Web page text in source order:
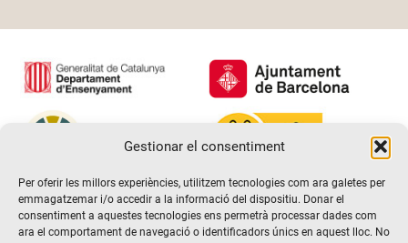
Gestionar el consentiment
Per oferir les millors experiències, utilitzem tecnologies com ara galetes per
emmagatzemar i/o accedir a la informació del dispositiu. Donar el
consentiment a aquestes tecnologies ens permetrà processar dades com
ara el comportament de navegació o identificadors únics en aquest lloc. No